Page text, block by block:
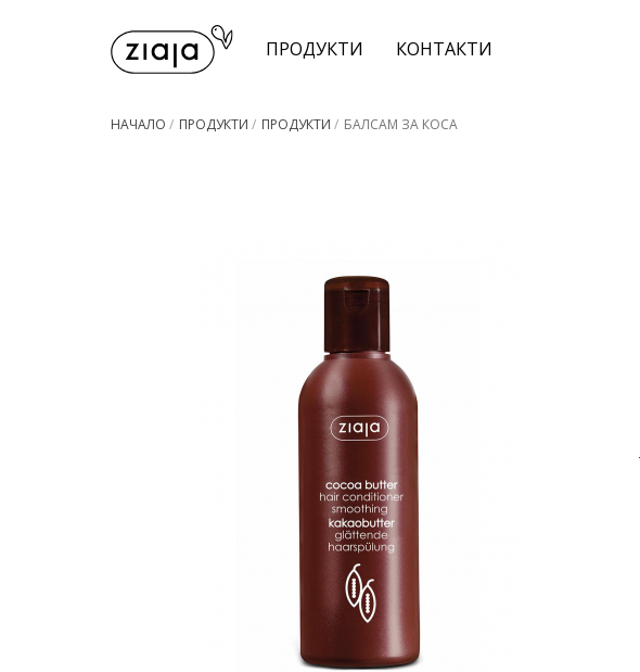
ПРОДУКТИ КОНТАКТИ
НАЧАЛО / ПРОДУКТИ / ПРОДУКТИ / БАЛСАМ ЗА КОСА